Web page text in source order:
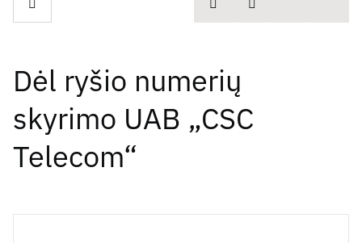
spausdintiDalintis
Dėl ryšio numerių
skyrimo UAB „CSC
Telecom“